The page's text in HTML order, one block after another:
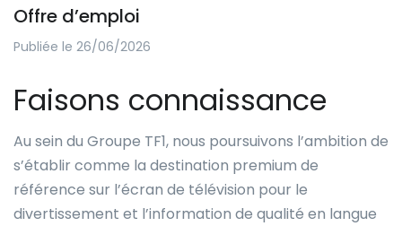
Offre d’emploi
Publiée le 26/06/2026
Faisons connaissance
Au sein du Groupe TF1, nous poursuivons l’ambition de
s’établir comme la destination premium de
référence sur l’écran de télévision pour le
divertissement et l’information de qualité en langue